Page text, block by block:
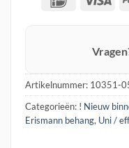
Artikelnummer: 10351-
Categorieën: ! Nieuw
Erismann behang, Uni /